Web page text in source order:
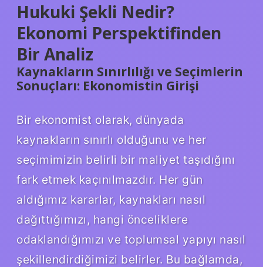
Hukuki Şekli Nedir?
Ekonomi Perspektifinden
Bir Analiz
Kaynakların Sınırlılığı ve Seçimlerin
Sonuçları: Ekonomistin Girişi
Bir ekonomist olarak, dünyada
kaynakların sınırlı olduğunu ve her
seçimimizin belirli bir maliyet taşıdığını
fark etmek kaçınılmazdır. Her gün
aldığımız kararlar, kaynakları nasıl
dağıttığımızı, hangi önceliklere
odaklandığımızı ve toplumsal yapıyı nasıl
şekillendirdiğimizi belirler. Bu bağlamda,